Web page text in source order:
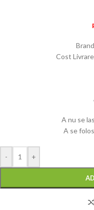
Cost
A nu se
A se
- +